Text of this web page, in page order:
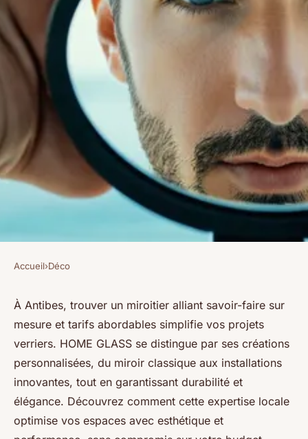
Miroitier antibes : votre expert
en verre sur mesure et
économique
Benjamin•3 juillet 2025•7 min de lecture
Accueil›Déco
À Antibes, trouver un miroitier alliant savoir-faire sur
mesure et tarifs abordables simplifie vos projets
verriers. HOME GLASS se distingue par ses créations
personnalisées, du miroir classique aux installations
innovantes, tout en garantissant durabilité et
élégance. Découvrez comment cette expertise locale
optimise vos espaces avec esthétique et